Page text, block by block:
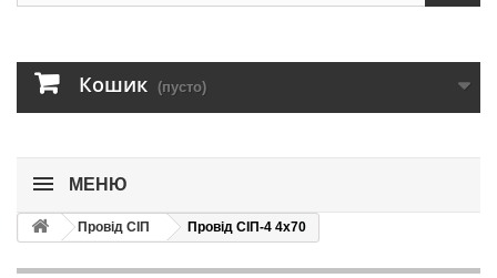
Кошик (пусто)
МЕНЮ
Провід СІП Провід СІП-4 4х70